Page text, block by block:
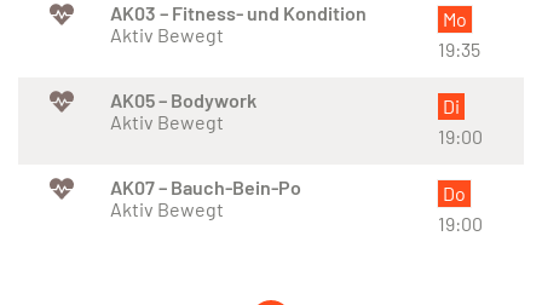
AK03 – Fitness- und Kondition
Aktiv Bewegt
Mo
19:35
AK05 – Bodywork
Aktiv Bewegt
Di
19:00
AK07 – Bauch-Bein-Po
Aktiv Bewegt
Do
19:00